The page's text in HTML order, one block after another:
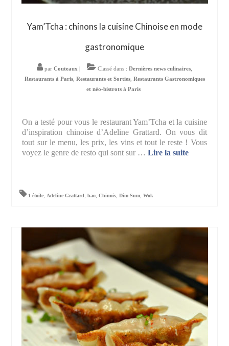
Yam’Tcha : chinons la cuisine Chinoise en mode
gastronomique
par Couteaux Classé dans : Dernières news culinaires
Restaurants à Paris, Restaurants et Sorties, Restaurants Gastronomiques
et néo-bistrots à Paris
On a testé pour vous le restaurant Yam’Tcha et la cuisine
d’inspiration chinoise d’Adeline Grattard. On vous dit
tout sur le menu, les prix, les vins et tout le reste ! Vous
voyez le genre de resto qui sont sur …Lire la suite­­
1 étoile,Adeline Grattard,bao,Chinois,Dim Sum,Wok